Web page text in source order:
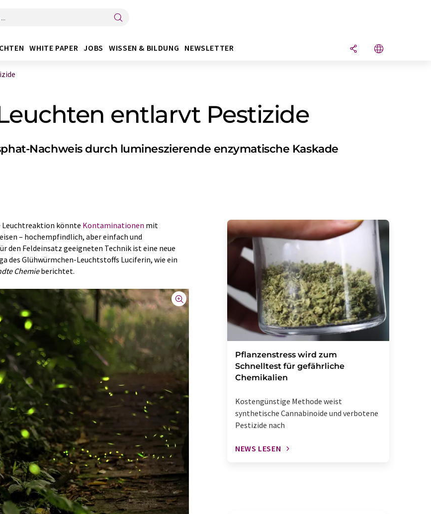
WHITE PAPER JOBS WISSEN & BILDUNG NEWSLETTER
entlarvt Pestizide
Nachweis durch lumineszierende enzymatische Kaskade
Leuchtreaktion könnte Kontaminationen mit
– hochempfindlich, aber einfach und
den Feldeinsatz geeigneten Technik ist eine neue
des Glühwürmchen-Leuchtstoffs Luciferin, wie ein
Chemieberichtet.
Pflanzenstress wird zum
Schnelltest für gefährliche
Chemikalien
Kostengünstige Methode weist
synthetische Cannabinoide und verbotene
Pestizide nach
NEWS LESEN